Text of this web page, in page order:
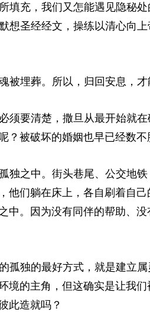
填充，我们又怎能遇见隐秘
想圣经经文，操练以清心向
埋葬。所以，归回安息，才
须要清楚，撒旦从最开始就
？被破坏的婚姻也早已经数不
独之中。街头巷尾、公交地
他们躺在床上，各自刷着自
中。因为没有同伴的帮助、
孤独的最好方式，就是建立
境的主角，但这确实是让我
此造就吗？